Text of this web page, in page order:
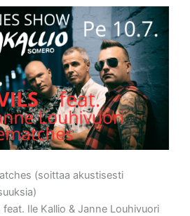
(soittaa akustisesti
Ile Kallio & Janne Louhivuori